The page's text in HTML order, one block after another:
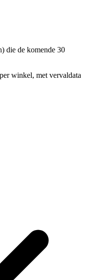
die de komende 30
winkel, met vervaldata